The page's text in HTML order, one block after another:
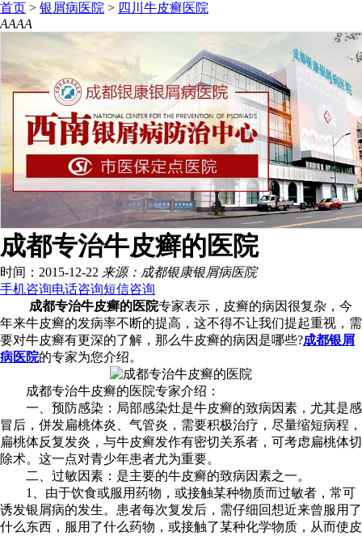
首页 > 银屑病医院 > 四川牛皮癣医院
AAAA
成都专治牛皮癣的医院
时间：2015-12-22 来源：成都银康银屑病医院
手机咨询电话咨询短信咨询
成都专治牛皮癣的医院专家表示，皮癣的病因很复杂，今
年来牛皮癣的发病率不断的提高，这不得不让我们提起重视，需
要对牛皮癣有更深的了解，那么牛皮癣的病因是哪些?成都银屑
病医院的专家为您介绍。
成都专治牛皮癣的医院专家介绍：
一、预防感染：局部感染灶是牛皮癣的致病因素，尤其是感
冒后，併发扁桃体炎、气管炎，需要积极治疗，尽量缩短病程，
扁桃体反复发炎，与牛皮癣发作有密切关系者，可考虑扁桃体切
除术。这一点对青少年患者尤为重要。
二、过敏因素：是主要的牛皮癣的致病因素之一。
1、由于饮食或服用药物，或接触某种物质而过敏者，常可
诱发银屑病的发生。患者每次复发后，需仔细回想近来曾服用了
什么东西，服用了什么药物，或接触了某种化学物质，从而使皮